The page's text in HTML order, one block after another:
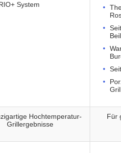
System
Hochtemperatur-
Grillergebnisse
Für